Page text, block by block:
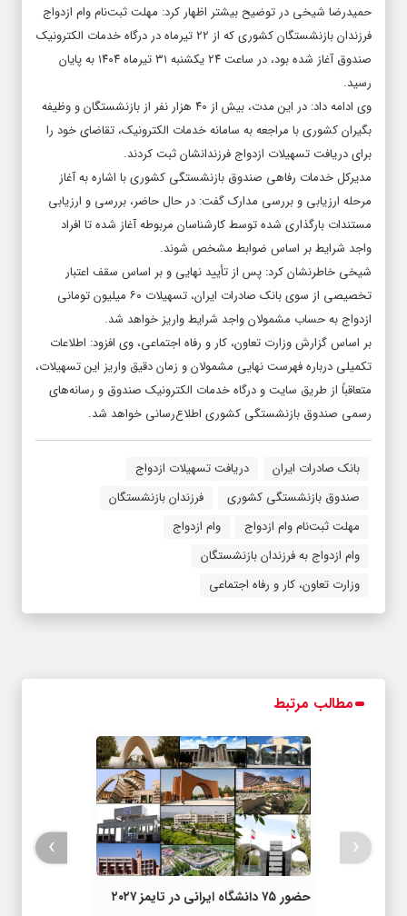
حمیدرضا شیخی در توضیح بیشتر اظهار کرد: مهلت ثبت‌نام وام ازدواج
فرزندان بازنشستگان کشوری که از ۲۲ تیرماه در درگاه خدمات الکترونیک
صندوق آغاز شده بود، در ساعت ۲۴ یکشنبه ۳۱ تیرماه ۱۴۰۴ به پایان
رسید.
وی ادامه داد: در این مدت، بیش از ۴۰ هزار نفر از بازنشستگان و وظیفه
بگیران کشوری با مراجعه به سامانه خدمات الکترونیک، تقاضای خود را
برای دریافت تسهیلات ازدواج فرزندانشان ثبت کردند.
مدیرکل خدمات رفاهی صندوق بازنشستگی کشوری با اشاره به آغاز
مرحله ارزیابی و بررسی مدارک گفت: در حال حاضر، بررسی و ارزیابی
مستندات بارگذاری شده توسط کارشناسان مربوطه آغاز شده تا افراد
واجد شرایط بر اساس ضوابط مشخص شوند.
شیخی خاطرنشان کرد: پس از تأیید نهایی و بر اساس سقف اعتبار
تخصیصی از سوی بانک صادرات ایران، تسهیلات ۶۰ میلیون تومانی
ازدواج به حساب مشمولان واجد شرایط واریز خواهد شد.
بر اساس گزارش وزارت تعاون، کار و رفاه اجتماعی، وی افزود: اطلاعات
تکمیلی درباره فهرست نهایی مشمولان و زمان دقیق واریز این تسهیلات،
متعاقباً از طریق سایت و درگاه خدمات الکترونیک صندوق و رسانه‌های
رسمی صندوق بازنشستگی کشوری اطلاع‌رسانی خواهد شد.
بانک صادرات ایران
دریافت تسهیلات ازدواج
صندوق بازنشستگی کشوری
فرزندان بازنشستگان
مهلت ثبت‌نام وام ازدواج
وام ازدواج
وام ازدواج به فرزندان بازنشستگان
وزارت تعاون، کار و رفاه اجتماعی
مطالب مرتبط
حضور ۷۵ دانشگاه ایرانی در تایمز ۲۰۲۷
‹
›